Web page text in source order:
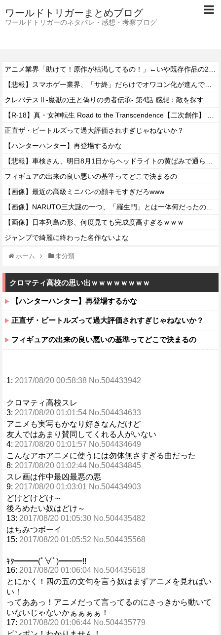
ワールドトリガーまとめブログ
ワールドトリガーのネタバレ・感想・考察ブログ
正直ザ・ビートルズって過大評価されすぎじゃねないか？
【ハンターハンター】再登場するかな
フィギュアの出来の良い悪いの基準ってどこで決まるの
【画像】最近の高級ミニバンの顔キモすぎだろwww
【画像】日本列島の形、何度見ても完成度高すぎるｗｗｗ
ジャンプで綺麗に終わった名作ないよな
ホーム 未分類
クロマティ高校の思い出ｗｗｗｗｗｗｗｗ
【ハンターハンター】再登場するかな
正直ザ・ビートルズって過大評価されすぎじゃねないか？
フィギュアの出来の良い悪いの基準ってどこで決まるの
1: 2017/08/20 00:58:38 No.504433942
クロマティ高校スレ
3: 2017/08/20 01:01:54 No.504434633
アニメも実写もかなり好きなんだけど
友人ではあまり賛同してくれる人がいない
4: 2017/08/20 01:01:57 No.504434649
こんなアホアニメに使うには勿体無さすぎる曲だった
8: 2017/08/20 01:02:44 No.504434845
スレ画は作中最凶最悪の悪
9: 2017/08/20 01:03:01 No.504434903
どけどけどけ～
後ろめたい奴はどけ～
13: 2017/08/20 01:05:30 No.504435482
はちみつボーイ
15: 2017/08/20 01:05:52 No.504435568
ｷﾀ━━━(ﾟ∀ﾟ)━━━!!
16: 2017/08/20 01:06:04 No.504435618
とにかく！四の五の文句を言う奴はまずアニメを見ればい
い！
ってああっ！アニメだって言ってるのにさっきから動いて
いないじゃないかぁぁぁぁ！
17: 2017/08/20 01:06:44 No.504435779